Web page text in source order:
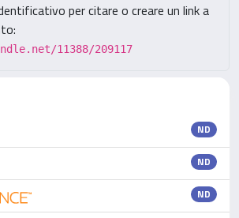
per citare o creare un link a
11388/209117
ND
ND
ND